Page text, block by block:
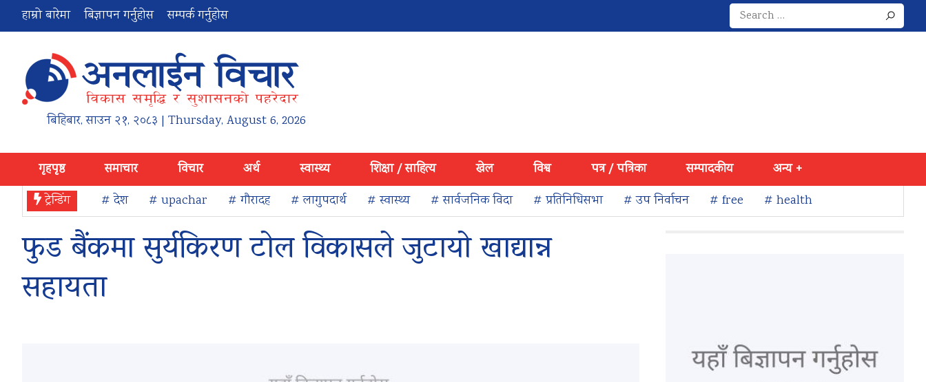
हाम्रो बारेमा बिज्ञापन गर्नुहोस सम्पर्क गर्नुहोस
Search
for:
बिहिबार,साउन २१, २०८३ | Thursday, August 6, 2026
गृहपृष्ठ समाचार विचार अर्थ स्वास्थ्य शिक्षा / साहित्य खेल विश्व पत्र / पत्रिका सम्पादकीय
अन्य +
ट्रेन्डिंग
# देश # upachar # गौरादह # लागुपदार्थ # स्वास्थ्य # सार्वजनिक विदा # प्रतिनिधिसभा # उप निर्वाचन # free # health
फुड बैंकमा सुर्यकिरण टोल विकासले जुटायो खाद्यान्न
सहायता